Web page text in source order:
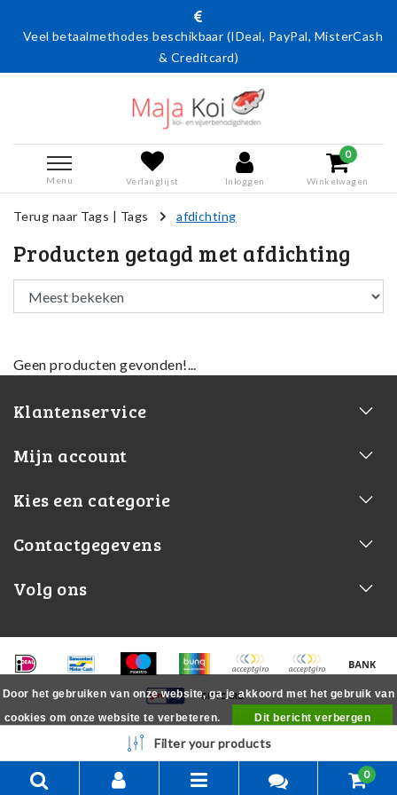
Veel betaalmethodes beschikbaar (IDeal, PayPal, MisterCash
& Creditcard)
Menu Verlanglijst Inloggen
0
Winkelwagen
Terug naar Tags | Tags afdichting
Producten getagd met afdichting
Geen producten gevonden!...
Klantenservice
Mijn account
Kies een categorie
Contactgegevens
Volg ons
Filter your products
0
Door het gebruiken van onze website, ga je akkoord met het gebruik van
cookies om onze website te verbeteren.
Dit bericht verbergen
Meer over cookies »